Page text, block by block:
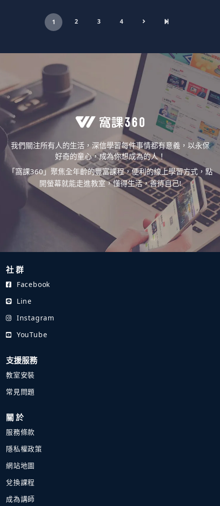
1 2 3 4
我們關注所有人的生活，深信學習每件事情都有意義，以永保
好奇的童心，成為你想成為的人！
「窩課360」聚焦全年齡的豐富課程，便利的線上學習方式，點
開螢幕就能走進教室，懂得生活，善待自己!
社 群
Facebook
Line
Instagram
YouTube
支援服務
教室安裝
常見問題
關 於
服務條款
隱私權政策
網站地圖
兌換課程
成為講師